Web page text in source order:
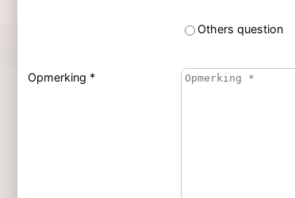
Others question
Opmerking *